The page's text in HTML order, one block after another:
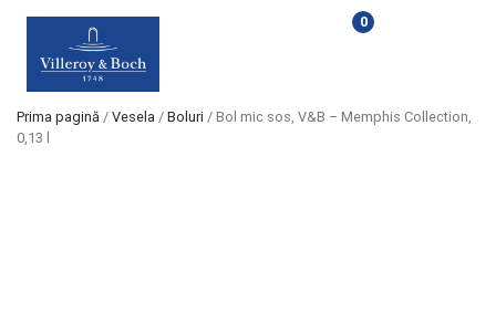
0
Prima pagină / Vesela / Boluri / Bol mic sos, V&B – Memphis Collection,
0,13 l